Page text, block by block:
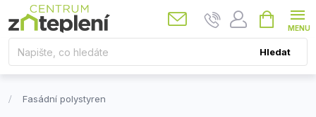
na
obsah
Hledat
Nákupní
košík
Fasádní polystyren